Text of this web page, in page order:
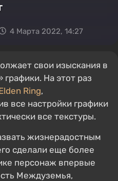
4 Марта 2022, 14:27
свои изыскания в
На этот раз
Ring,
все настройки графики
все текстуры.
жизнерадостным
сделали еще более
персонаж впервые
Междуземья,